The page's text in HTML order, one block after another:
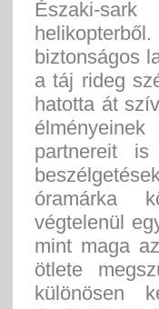
Északi-
biztonságos
a táj rideg
hatotta át
partnereit
óramárka
végtelenül
mint maga
ötlete
különösen